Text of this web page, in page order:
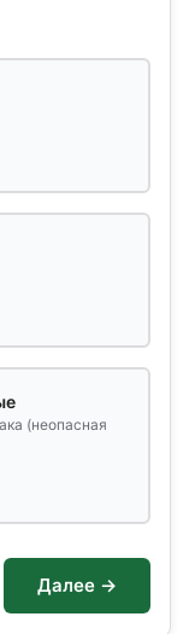
(неопасная
Далее →